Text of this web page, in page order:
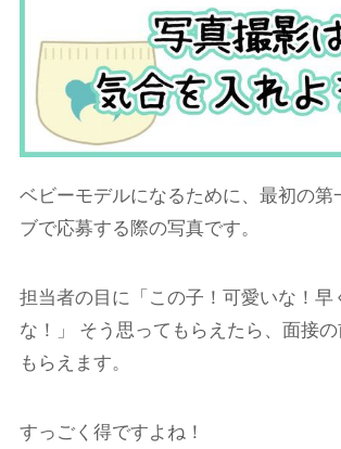
ベビーモデルになるために、最初の第
ブで応募する際の写真です。
担当者の目に「この子！可愛いな！早
な！」 そう思ってもらえたら、面接
もらえます。
すっごく得ですよね！